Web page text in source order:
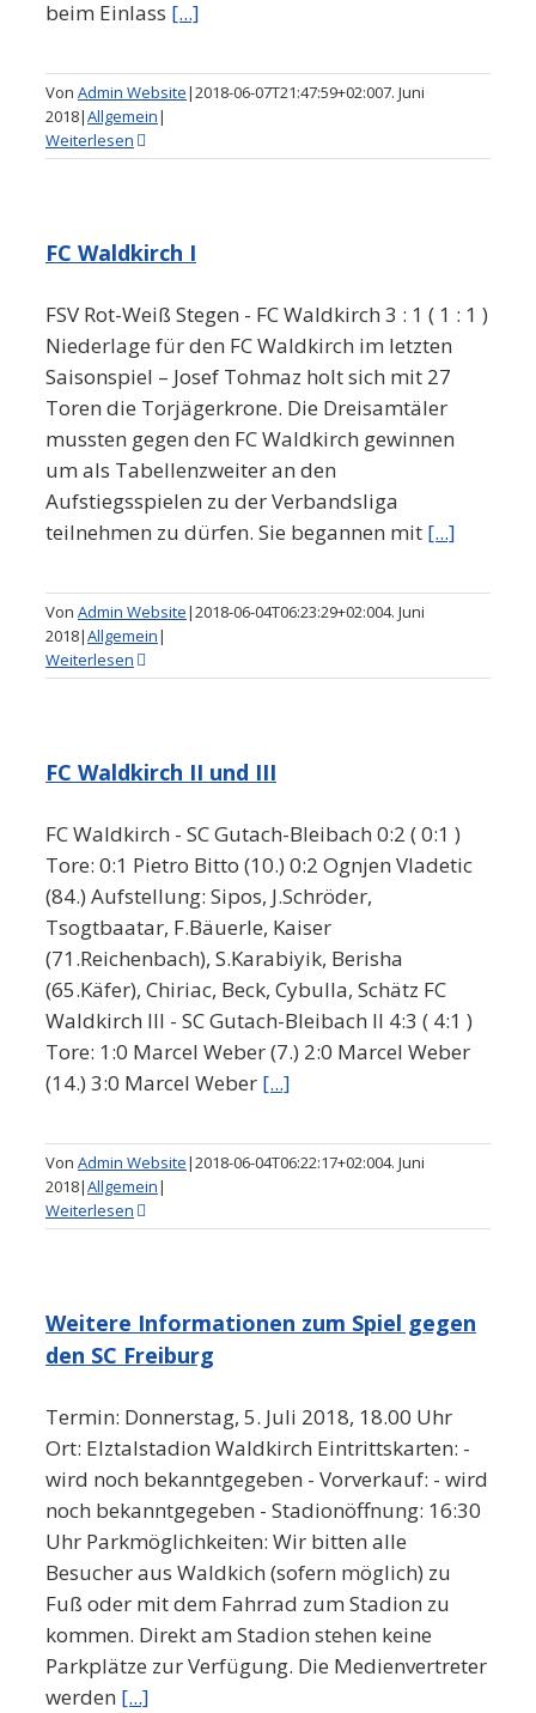
beim Einlass [...]
Von Admin Website|2018-06-07T21:47:59+02:007. Juni
2018|Allgemein|
Weiterlesen
FC Waldkirch I
FSV Rot-Weiß Stegen - FC Waldkirch 3 : 1 ( 1 : 1 )
Niederlage für den FC Waldkirch im letzten
Saisonspiel – Josef Tohmaz holt sich mit 27
Toren die Torjägerkrone. Die Dreisamtäler
mussten gegen den FC Waldkirch gewinnen
um als Tabellenzweiter an den
Aufstiegsspielen zu der Verbandsliga
teilnehmen zu dürfen. Sie begannen mit [...]
Von Admin Website|2018-06-04T06:23:29+02:004. Juni
2018|Allgemein|
Weiterlesen
FC Waldkirch II und III
FC Waldkirch - SC Gutach-Bleibach 0:2 ( 0:1 )
Tore: 0:1 Pietro Bitto (10.) 0:2 Ognjen Vladetic
(84.) Aufstellung: Sipos, J.Schröder,
Tsogtbaatar, F.Bäuerle, Kaiser
(71.Reichenbach), S.Karabiyik, Berisha
(65.Käfer), Chiriac, Beck, Cybulla, Schätz FC
Waldkirch III - SC Gutach-Bleibach II 4:3 ( 4:1 )
Tore: 1:0 Marcel Weber (7.) 2:0 Marcel Weber
(14.) 3:0 Marcel Weber [...]
Von Admin Website|2018-06-04T06:22:17+02:004. Juni
2018|Allgemein|
Weiterlesen
Weitere Informationen zum Spiel gegen
den SC Freiburg
Termin: Donnerstag, 5. Juli 2018, 18.00 Uhr
Ort: Elztalstadion Waldkirch Eintrittskarten: -
wird noch bekanntgegeben - Vorverkauf: - wird
noch bekanntgegeben - Stadionöffnung: 16:30
Uhr Parkmöglichkeiten: Wir bitten alle
Besucher aus Waldkich (sofern möglich) zu
Fuß oder mit dem Fahrrad zum Stadion zu
kommen. Direkt am Stadion stehen keine
Parkplätze zur Verfügung. Die Medienvertreter
werden [...]